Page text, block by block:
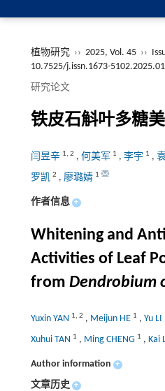
植物研究 ›› 2025, Vol. 45 ››
10.7525/j.issn.1673-
研究论文
铁皮石斛叶多糖
闫昱辛 1, 2 , 何美军 1 , 李宇 1 ,
罗凯 2 , 廖璐婧 1
作者信息 +
Whitening and
Activities of Leaf
from Dendrobium
Yuxin YAN 1, 2 , Meijun HE 1 , Yu LI
Xuhui TAN 1 , Ming CHENG 1 , Kai
Author information +
文章历史 +